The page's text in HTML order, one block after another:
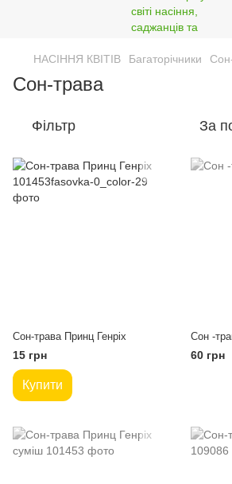
НАСІННЯ КВІТІВ Багаторічники
Сон-трава
Фільтр За
Сон-трава Принц Генріх
15 грн
Купити
Сон -
60 грн